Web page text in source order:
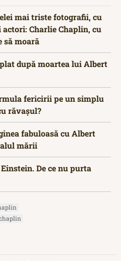
mai triste fotografii, cu
Charlie Chaplin, cu
să moară
după moartea lui Albert
fericirii pe un simplu
răvașul?
fabuloasă cu Albert
mării
De ce nu purta